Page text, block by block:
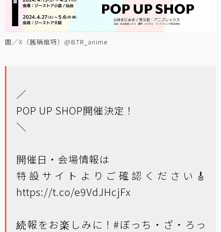
圖／X（舊稱推特）@BTR_anime
／
POP UP SHOP開催決定！
＼
開催日・会場情報は
特設サイトよりご確認ください🎸
https://t.co/e9VdJHcjFx
続報をお楽しみに！#ぼっち・ざ・ろっ